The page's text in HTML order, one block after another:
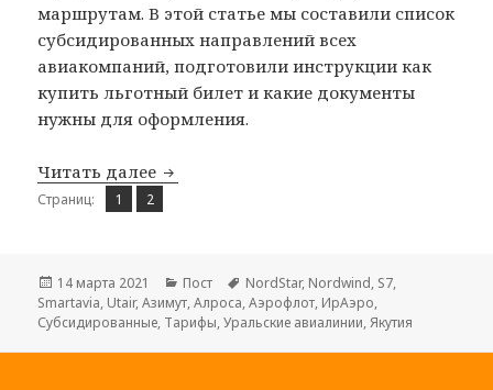
маршрутам. В этой статье мы составили список
субсидированных направлений всех
авиакомпаний, подготовили инструкции как
купить льготный билет и какие документы
нужны для оформления.
Читать далее Субсидированные билеты на 2021 год
Страниц: Страница
1 ,
Страница
2
Опубликовано
14 марта 2021 Рубрики
Пост Метки
NordStar, Nordwind, S7,
Smartavia, Utair,Азимут,Алроса,Аэрофлот, ИрАэро,
Субсидированные, Тарифы,Уральские авиалинии,Якутия